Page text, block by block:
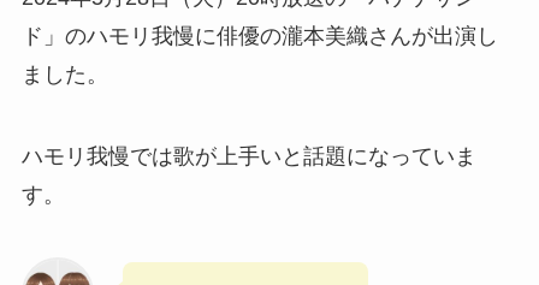
ド」のハモリ我慢に俳優の瀧本美織さんが出演し
ました。
ハモリ我慢では歌が上手いと話題になっていま
す。